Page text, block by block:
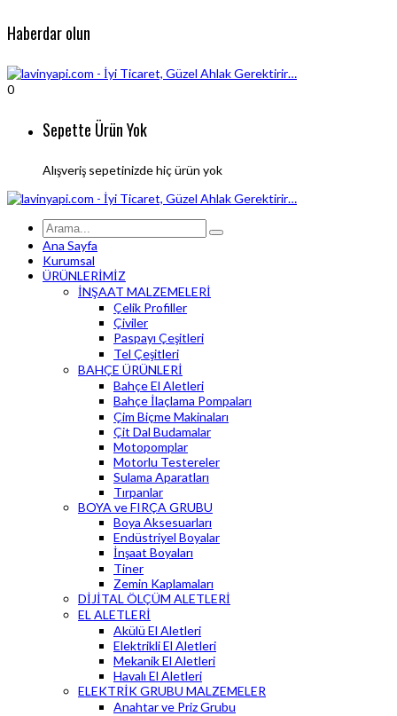
Haberdar olun
0
Sepette Ürün Yok
Alışveriş sepetinizde hiç ürün yok
Ana Sayfa
Kurumsal
ÜRÜNLERİMİZ
İNŞAAT MALZEMELERİ
Çelik Profiller
Çiviler
Paspayı Çeşitleri
Tel Çeşitleri
BAHÇE ÜRÜNLERİ
Bahçe El Aletleri
Bahçe İlaçlama Pompaları
Çim Biçme Makinaları
Çit Dal Budamalar
Motopomplar
Motorlu Testereler
Sulama Aparatları
Tırpanlar
BOYA ve FIRÇA GRUBU
Boya Aksesuarları
Endüstriyel Boyalar
İnşaat Boyaları
Tiner
Zemin Kaplamaları
DİJİTAL ÖLÇÜM ALETLERİ
EL ALETLERİ
Akülü El Aletleri
Elektrikli El Aletleri
Mekanik El Aletleri
Havalı El Aletleri
ELEKTRİK GRUBU MALZEMELER
Anahtar ve Priz Grubu